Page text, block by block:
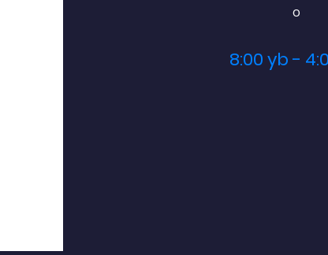
o
8:00 yb -